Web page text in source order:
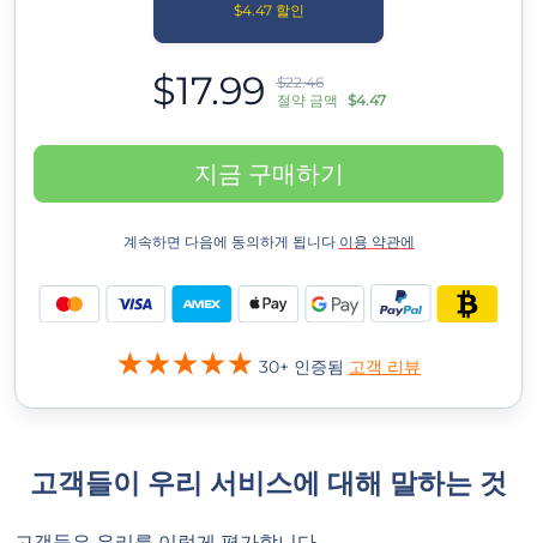
$4.47 할인
$17.99
$22.46
절약 금액 $4.47
지금 구매하기
계속하면 다음에 동의하게 됩니다 이용 약관에
30+ 인증됨 고객 리뷰
고객들이 우리 서비스에 대해 말하는 것